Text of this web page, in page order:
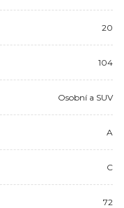
20
104
Osobní a SUV
A
C
72